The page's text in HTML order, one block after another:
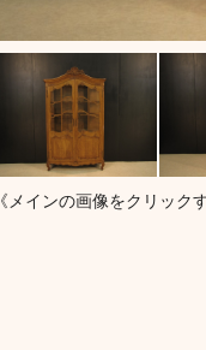
《メインの画像をクリック